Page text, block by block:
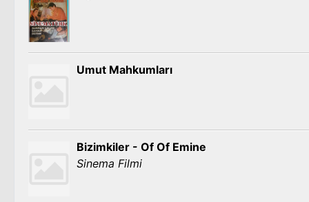
Umut Mahkumları
Bizimkiler - Of Of Emine
Sinema Filmi